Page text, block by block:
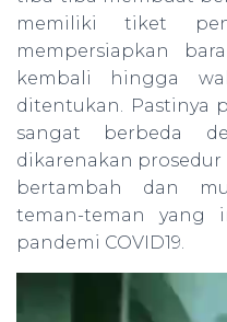
memiliki tiket
mempersiapkan
kembali hingga
ditentukan. Pastinya
sangat berbeda
dikarenakan
bertambah dan
teman-teman yang
pandemi COVID19.